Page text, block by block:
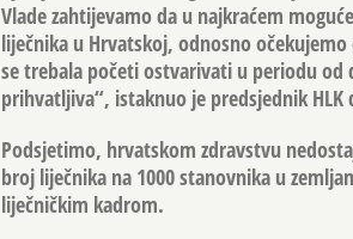
Vlade zahtijevamo da u najkraćem
liječnika u Hrvatskoj, odnosno
se trebala početi ostvarivati u periodu
prihvatljiva“, istaknuo je predsjednik HLK
Podsjetimo, hrvatskom zdravstvu
broj liječnika na 1000 stanovnika u
liječničkim kadrom.